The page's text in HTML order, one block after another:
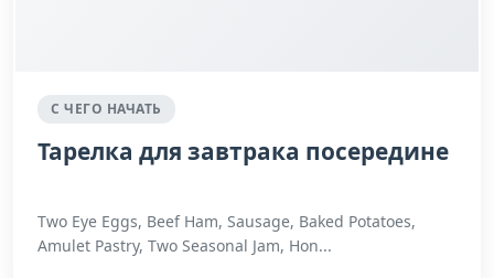
С ЧЕГО НАЧАТЬ
Тарелка для завтрака посередине
Two Eye Eggs, Beef Ham, Sausage, Baked Potatoes,
Amulet Pastry, Two Seasonal Jam, Hon...